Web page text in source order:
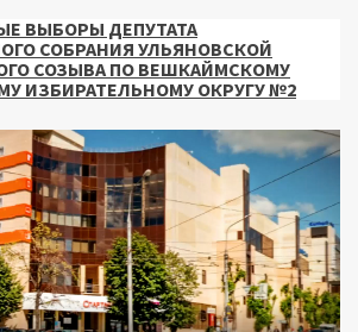
ВЫБОРЫ ДЕПУТАТА
СОБРАНИЯ УЛЬЯНОВСКОЙ
СОЗЫВА ПО ВЕШКАЙМСКОМУ
ИЗБИРАТЕЛЬНОМУ ОКРУГУ №2